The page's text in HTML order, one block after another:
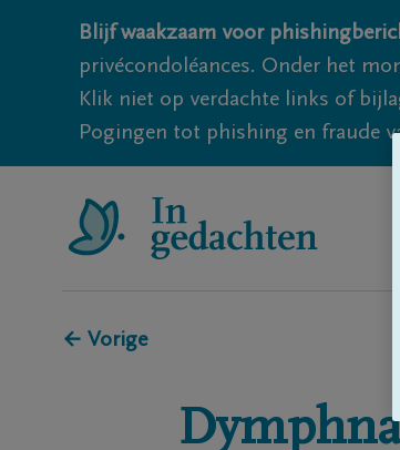
Blijf waakzaam voor
privécondoléances. Onder het
Klik niet op verdachte links of
Pogingen tot phishing en fraude
← Vorige